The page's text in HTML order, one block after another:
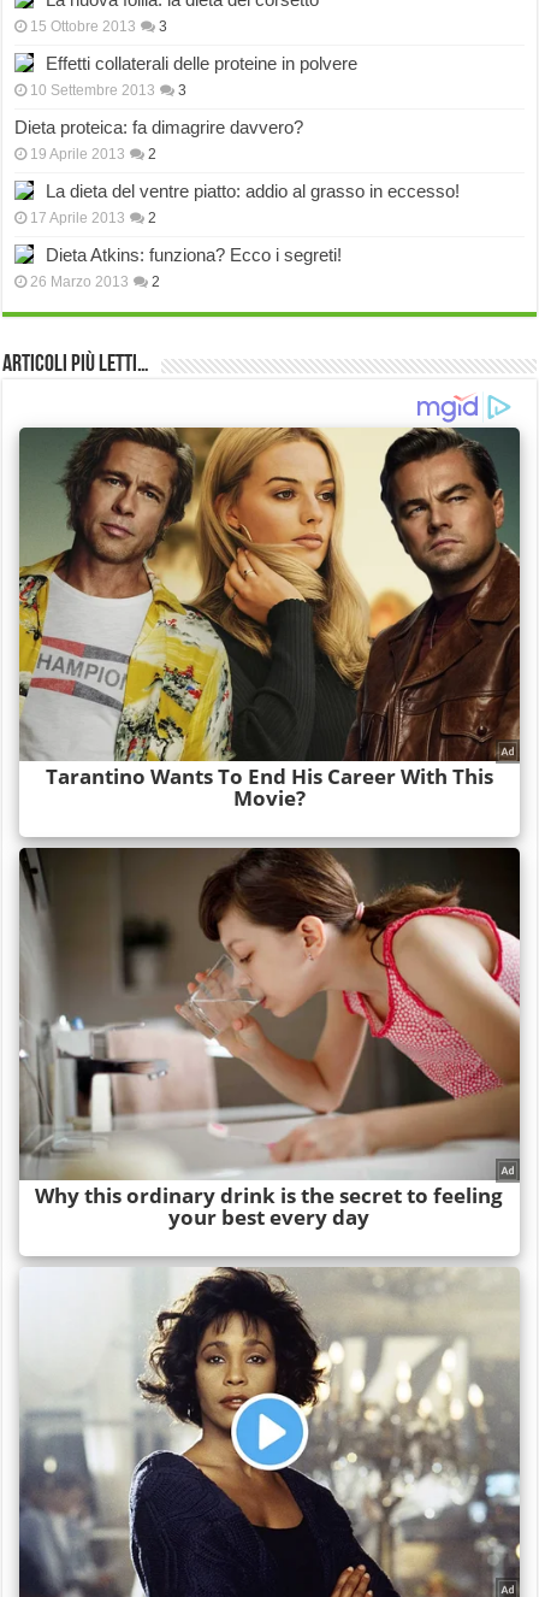
15 Ottobre 2013 3
Effetti collaterali delle proteine in polvere
10 Settembre 2013 3
Dieta proteica: fa dimagrire davvero?
19 Aprile 2013 2
La dieta del ventre piatto: addio al grasso in eccesso!
17 Aprile 2013 2
Dieta Atkins: funziona? Ecco i segreti!
26 Marzo 2013 2
Articoli più Letti…